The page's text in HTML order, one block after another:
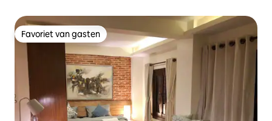
Favoriet van gasten
Favoriet van gasten